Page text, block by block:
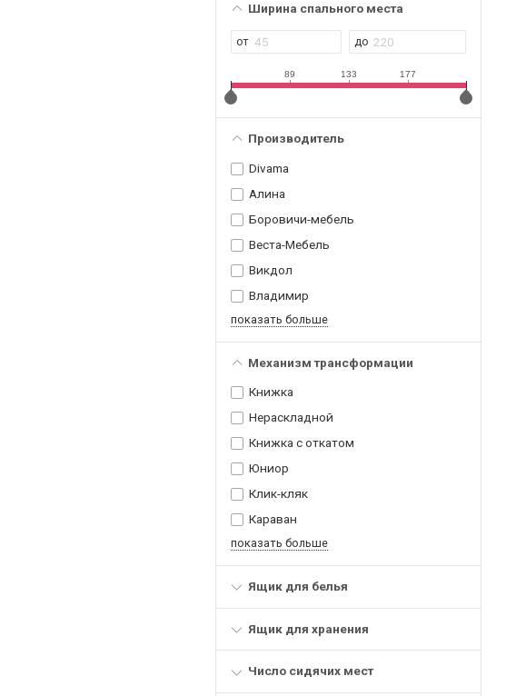
Ширина спального места
89 133 177
Производитель
Divama
Алина
Боровичи-мебель
Веста-Мебель
Викдол
Владимир
показать больше
Механизм трансформации
Книжка
Нераскладной
Книжка с откатом
Юниор
Клик-кляк
Караван
показать больше
Ящик для белья
Ящик для хранения
Число сидячих мест